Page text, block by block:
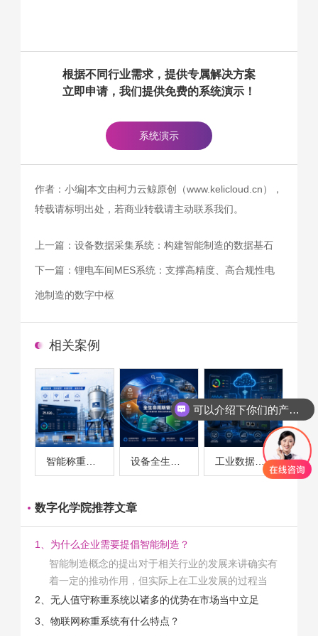
根据不同行业需求，提供专属解决方案
立即申请，我们提供免费的系统演示！
系统演示
作者：小编|本文由柯力云鲸原创（www.kelicloud.cn），
转载请标明出处，若商业转载请主动联系我们。
上一篇： 设备数据采集系统：构建智能制造的数据基石
下一篇： 锂电车间MES系统：支撑高精度、高合规性电
池制造的数字中枢
相关案例
智能称重系统案例 设备全生命周期管理案例 工业数据采集与设备监控案例
数字化学院推荐文章
1、为什么企业需要提倡智能制造？
智能制造概念的提出对于相关行业的发展来讲确实有
着一定的推动作用，但实际上在工业发展的过程当
中，能够推动相关产业发展的具体结束是非常的多
的。那么为什么企业一定需要...
2、无人值守称重系统以诸多的优势在市场当中立足
3、物联网称重系统有什么特点？
可以介绍下你们的产品么